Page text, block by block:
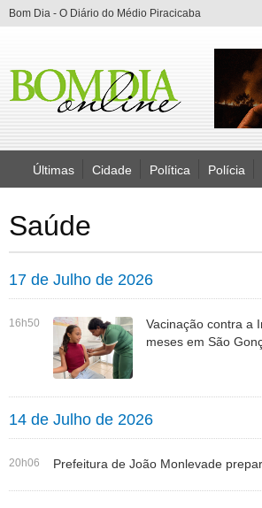
Bom Dia - O Diário do Médio Piracicaba
Últimas Cidade Política Polícia
Saúde
17 de Julho de 2026
16h50
Vacinação contra a
meses em São
14 de Julho de 2026
20h06 Prefeitura de João Monlevade